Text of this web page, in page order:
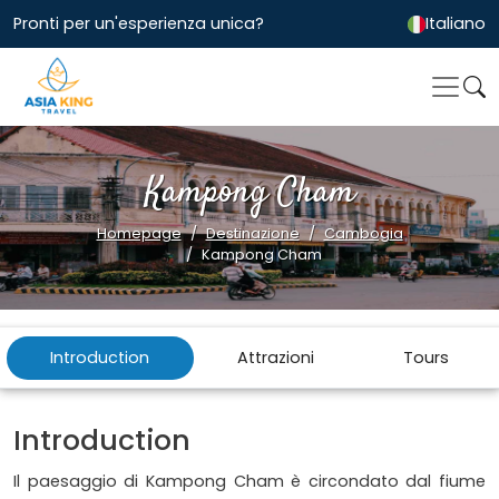
Pronti per un'esperienza unica? Italiano
Kampong Cham
Homepage Destinazione
Cambogia
Kampong Cham
Introduction Attrazioni Tours
Introduction
Il paesaggio di Kampong Cham è circondato dal fiume